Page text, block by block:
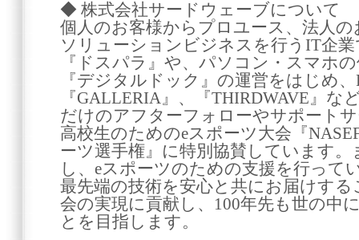
◆ 株式会社サードウェーブについて
個人のお客様からプロユース、法人
ソリューションビジネスを行うIT企
『ドスパラ』や、パソコン・スマホ
『デジタルドック』の運営をはじめ
『GALLERIA』、『THIRDWAVE』な
だけのアフターフォローやサポート
高校生のためのeスポーツ大会『
ーツ選手権』に特別協賛しています
し、eスポーツのための支援を行って
最先端の技術を安心と共にお届けす
会の実現に貢献し、100年先も世の中
とを目指します。